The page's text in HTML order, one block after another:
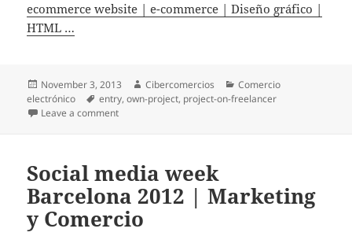
ecommerce website | e-commerce | Diseño gráfico |
HTML …
Posted
on
November 3, 2013 Author
Cibercomercios Categories
Comercio
electrónico
Tags
entry,own-project, project-on-freelancer
Leave a comment
Social media week
Barcelona 2012 | Marketing
y Comercio